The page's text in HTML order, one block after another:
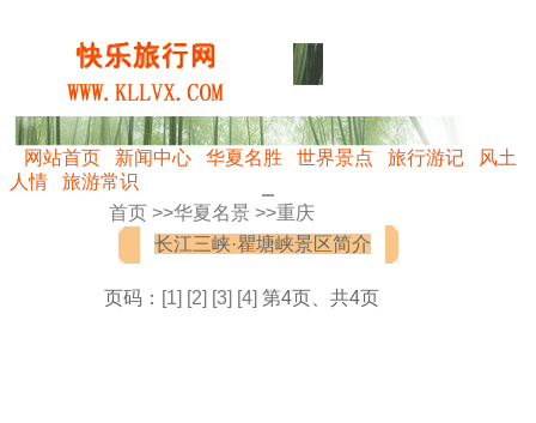
网站首页 新闻中心 华夏名胜 世界景点 旅行游记
风土
人情
旅游常识
首页 >>华夏名景 >>重庆
长江三峡·瞿塘峡景区简介
页码： [1] [2] [3] [4] 第4页、共4页